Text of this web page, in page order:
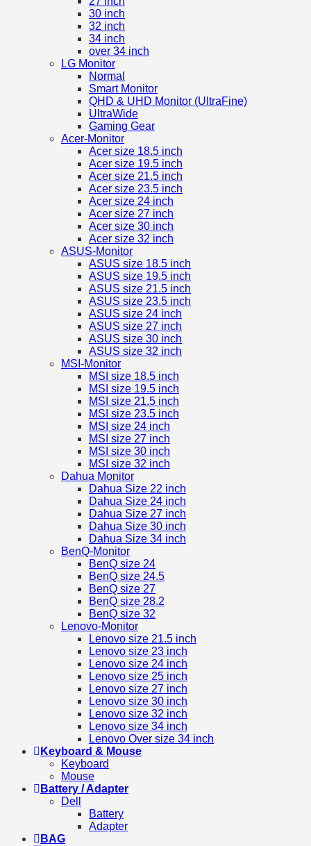
30 inch
32 inch
34 inch
over 34 inch
LG Monitor
Normal
Smart Monitor
QHD & UHD Monitor (UltraFine)
UltraWide
Gaming Gear
Acer-Monitor
Acer size 18.5 inch
Acer size 19.5 inch
Acer size 21.5 inch
Acer size 23.5 inch
Acer size 24 inch
Acer size 27 inch
Acer size 30 inch
Acer size 32 inch
ASUS-Monitor
ASUS size 18.5 inch
ASUS size 19.5 inch
ASUS size 21.5 inch
ASUS size 23.5 inch
ASUS size 24 inch
ASUS size 27 inch
ASUS size 30 inch
ASUS size 32 inch
MSI-Monitor
MSI size 18.5 inch
MSI size 19.5 inch
MSI size 21.5 inch
MSI size 23.5 inch
MSI size 24 inch
MSI size 27 inch
MSI size 30 inch
MSI size 32 inch
Dahua Monitor
Dahua Size 22 inch
Dahua Size 24 inch
Dahua Size 27 inch
Dahua Size 30 inch
Dahua Size 34 inch
BenQ-Monitor
BenQ size 24
BenQ size 24.5
BenQ size 27
BenQ size 28.2
BenQ size 32
Lenovo-Monitor
Lenovo size 21.5 inch
Lenovo size 23 inch
Lenovo size 24 inch
Lenovo size 25 inch
Lenovo size 27 inch
Lenovo size 30 inch
Lenovo size 32 inch
Lenovo size 34 inch
Lenovo Over size 34 inch
Keyboard & Mouse
Keyboard
Mouse
Battery / Adapter
Dell
Battery
Adapter
BAG